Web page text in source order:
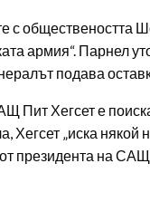
с обществеността
армия“. Парнел
подава
Пит Хегсет е
Хегсет „иска някой
президента на